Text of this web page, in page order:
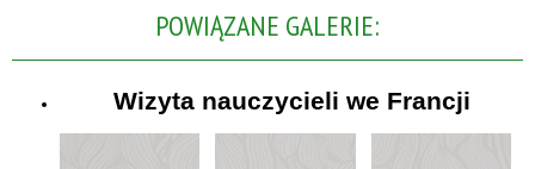
POWIĄZANE GALERIE:
Wizyta nauczycieli we Francji